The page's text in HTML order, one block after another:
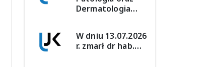
Dermatologia…
W dniu 13.07.2026
r. zmarł dr hab.…